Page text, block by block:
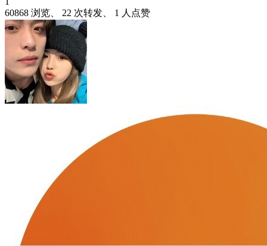
60868 浏览、 22 次转发、 1 人点赞